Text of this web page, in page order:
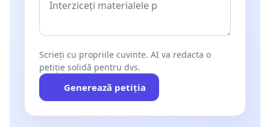
Scrieți cu propriile cuvinte. AI va redacta o
petiție solidă pentru dvs.
Generează petiția